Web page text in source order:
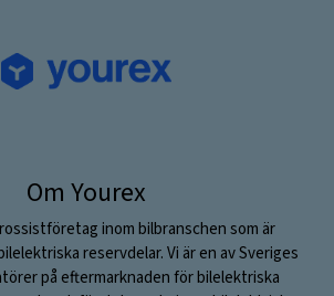
Om Yourex
inom bilbranschen som är
reservdelar. Vi är en av Sveriges
på eftermarknaden för bilelektriska